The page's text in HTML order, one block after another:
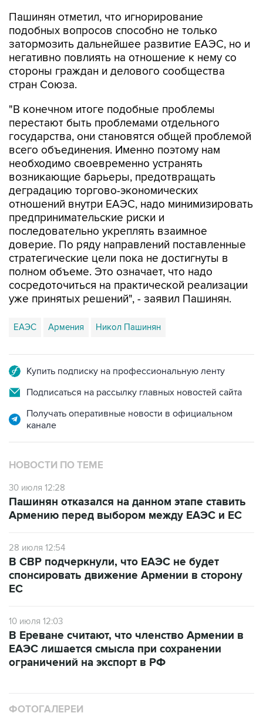
Пашинян отметил, что игнорирование
подобных вопросов способно не только
затормозить дальнейшее развитие ЕАЭС, но и
негативно повлиять на отношение к нему со
стороны граждан и делового сообщества
стран Союза.
"В конечном итоге подобные проблемы
перестают быть проблемами отдельного
государства, они становятся общей проблемой
всего объединения. Именно поэтому нам
необходимо своевременно устранять
возникающие барьеры, предотвращать
деградацию торгово-экономических
отношений внутри ЕАЭС, надо минимизировать
предпринимательские риски и
последовательно укреплять взаимное
доверие. По ряду направлений поставленные
стратегические цели пока не достигнуты в
полном объеме. Это означает, что надо
сосредоточиться на практической реализации
уже принятых решений", - заявил Пашинян.
ЕАЭС Армения Никол Пашинян
Купить подписку на профессиональную ленту
Подписаться на рассылку главных новостей сайта
Получать оперативные новости в официальном
канале
НОВОСТИ ПО ТЕМЕ
30 июля 12:28
Пашинян отказался на данном этапе ставить
Армению перед выбором между ЕАЭС и ЕС
28 июля 12:54
В СВР подчеркнули, что ЕАЭС не будет
спонсировать движение Армении в сторону
ЕС
10 июля 12:03
В Ереване считают, что членство Армении в
ЕАЭС лишается смысла при сохранении
ограничений на экспорт в РФ
ФОТОГАЛЕРЕИ